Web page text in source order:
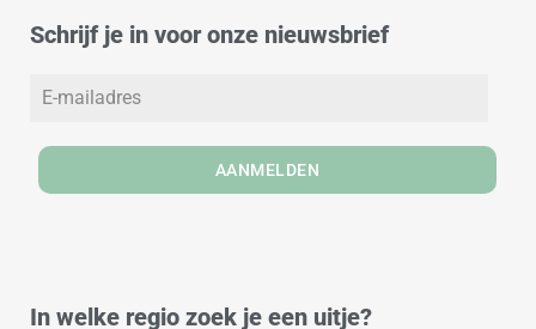
i
r
m
o
Schrijf je in voor onze nieuwsbrief
AANMELDEN
In welke regio zoek je een uitje?